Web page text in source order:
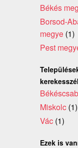
Békés
Borsod-
megye (1)
Pest
Miskolc (1)
Vác (1)
Ezek is